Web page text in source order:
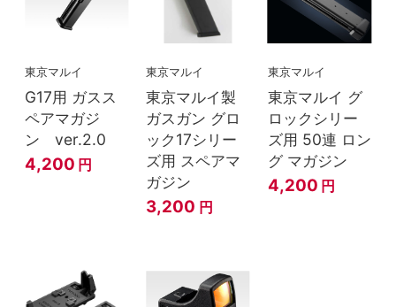
東京マルイ
G17用 ガスス
ペアマガジ
ン ver.2.0
4,200 円
東京マルイ
東京マルイ製
ガスガン グロ
ック17シリー
ズ用 スペアマ
ガジン
3,200 円
東京マルイ
東京マルイ グ
ロックシリー
ズ用 50連 ロン
グ マガジン
4,200 円